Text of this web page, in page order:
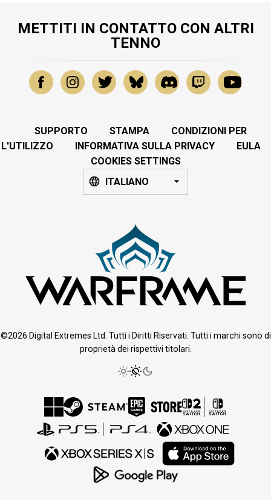
METTITI IN CONTATTO CON ALTRI
TENNO
SUPPORTO STAMPA
CONDIZIONI PER
L'UTILIZZO
INFORMATIVA SULLA PRIVACY
EULA
COOKIES SETTINGS
ITALIANO
©2026 Digital Extremes Ltd. Tutti i Diritti Riservati. Tutti i marchi sono di
proprietà dei rispettivi titolari.